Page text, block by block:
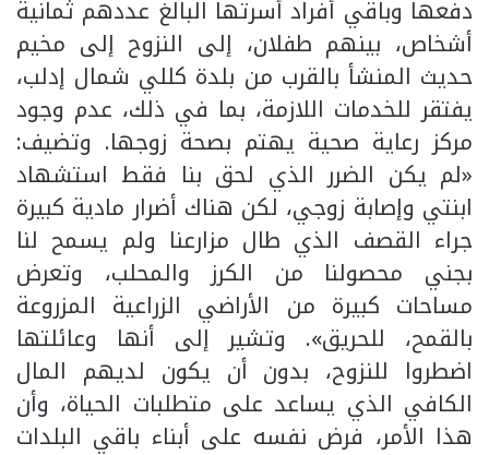
دفعها وباقي أفراد أسرتها البالغ عددهم ثمانية
أشخاص، بينهم طفلان، إلى النزوح إلى مخيم
حديث المنشأ بالقرب من بلدة كللي شمال إدلب،
يفتقر للخدمات اللازمة، بما في ذلك، عدم وجود
مركز رعاية صحية يهتم بصحة زوجها. وتضيف:
«لم يكن الضرر الذي لحق بنا فقط استشهاد
ابنتي وإصابة زوجي، لكن هناك أضرار مادية كبيرة
جراء القصف الذي طال مزارعنا ولم يسمح لنا
بجني محصولنا من الكرز والمحلب، وتعرض
مساحات كبيرة من الأراضي الزراعية المزروعة
بالقمح، للحريق». وتشير إلى أنها وعائلتها
اضطروا للنزوح، بدون أن يكون لديهم المال
الكافي الذي يساعد على متطلبات الحياة، وأن
هذا الأمر، فرض نفسه على أبناء باقي البلدات